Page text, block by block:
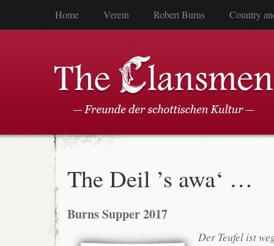
Home Verein Robert Burns Country
The Deil ’s awa‘ …
Burns Supper 2017
Der Teufel ist